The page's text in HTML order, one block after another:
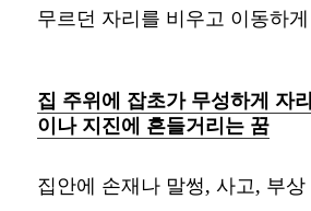
무르던 자리를 비우고 이동하
집 주위에 잡초가 무성하게 자
이나 지진에 흔들거리는 꿈
집안에 손재나 말썽, 사고, 부